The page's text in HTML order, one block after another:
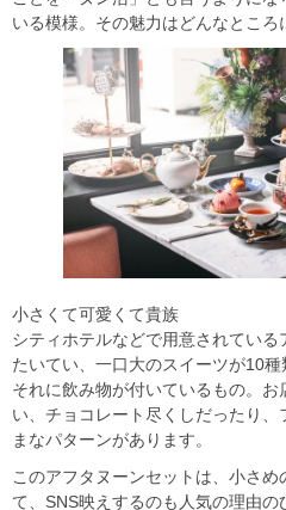
いる模様。その魅力はどんなところ
小さくて可愛くて貴族
シティホテルなどで用意されている
たいてい、一口大のスイーツが10種
それに飲み物が付いているもの。
い、チョコレート尽くしだったり
まなパターンがあります。
このアフタヌーンセットは、小さ
て、SNS映えするのも人気の理由